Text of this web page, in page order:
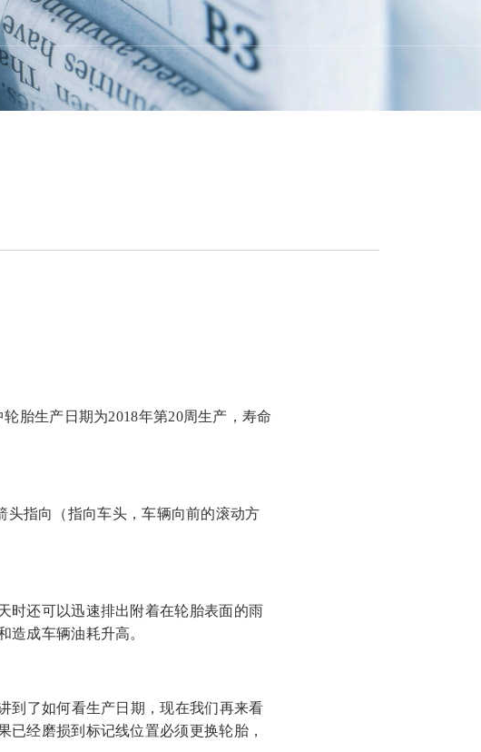
胎生产日期为2018年第20周生产，寿命
头指向（指向车头，车辆向前的滚动方
时还可以迅速排出附着在轮胎表面的雨
造成车辆油耗升高。
到了如何看生产日期，现在我们再来看
经磨损到标记线位置必须更换轮胎，